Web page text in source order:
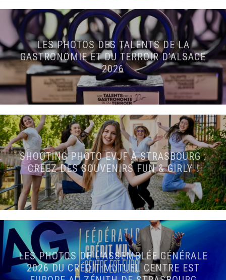
LES PHOTOS DES TALENTS DE LA
GASTRONOMIE ET DU TERROIR D’ALSACE
2026
SHOOTING PHOTO EVJF À STRASBOURG :
CRÉEZ DES SOUVENIRS FUN & GIRLY !
LES PHOTOS DE L’ASSEMBLÉE GÉNÉRALE
2026 DU CRÉDIT MUTUEL CENTRE EST